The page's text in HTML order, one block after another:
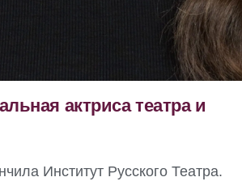
актриса театра и
Институт Русского Театра.